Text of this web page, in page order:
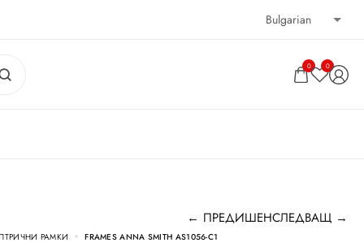
0 0
← ПРЕДИШЕНСЛЕДВАЩ →
РАМКИ FRAMES ANNA SMITH AS1056-C1